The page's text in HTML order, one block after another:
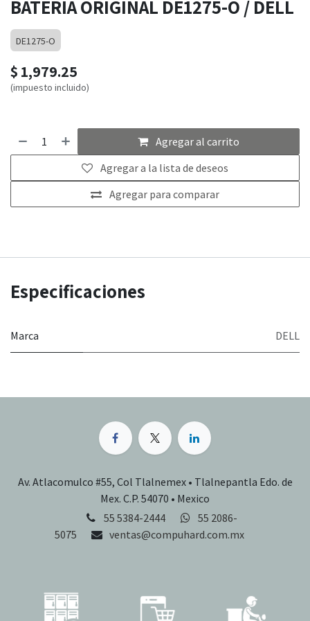
BATERIA ORIGINAL DE1275-O / DELL
DE1275-O
$ 1,979.25
(impuesto incluido)
Agregar al carrito
Agregar para comparar
Agregar a la lista de deseos
Especificaciones
Marca DELL
Av. Atlacomulco #55, Col Tlalnemex • Tlalnepantla Edo. de
Mex. C.P. 54070 • Mexico
55 5384-2444
55 2086-
5075
ventas@compuhard.com.mx